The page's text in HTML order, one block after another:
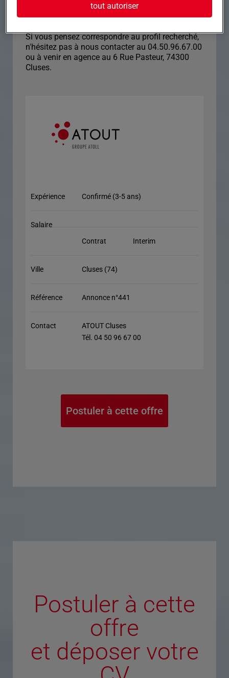
- Expérience similaire idéalement ou personne
novice motivée et réactive
Si vous pensez correspondre au profil recherché,
n'hésitez pas à nous contacter au 04.50.96.67.00
ou à venir en agence au 6 Rue Pasteur, 74300
Cluses.
Expérience Confirmé (3-5 ans)
Salaire
Contrat
Interim
Ville Cluses (74)
Référence Annonce n°441
Contact
ATOUT Cluses
Tél. 04 50 96 67 00
Postuler à cette offre
Postuler à cette
offre
et déposer votre
tout autoriser